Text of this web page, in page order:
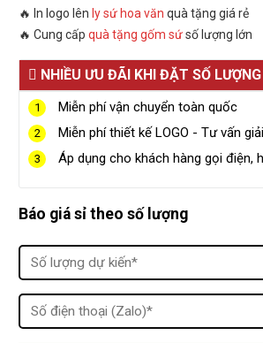
🔥 In logo lên ly sứ hoa văn quà tặng giá rẻ
🔥 Cung cấp quà tặng gốm sứsố lượng lớn
NHIỀU ƯU ĐÃI KHI ĐẶT SỐ
1 Miễn phí vận chuyển toàn quốc
2 Miễn phí thiết kế LOGO - Tư vấn
3 Áp dụng cho khách hàng gọi điện,
Báo giá sỉ theo số lượng